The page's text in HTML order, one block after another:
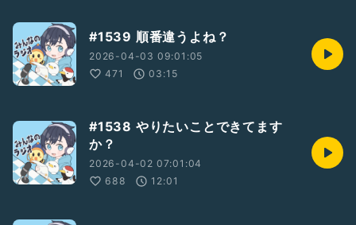
#1539 順番違うよね？
2026-04-03 09:01:05
471
03:15
#1538 やりたいことできてます
か？
2026-04-02 07:01:04
688
12:01